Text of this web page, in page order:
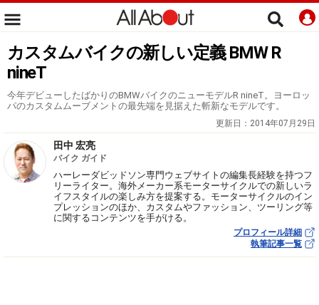
カスタムバイクの新しい定義 BMW R
nineT
今年デビューしたばかりのBMWバイクのニューモデルR nineT。ヨーロッ
パのカスタムムーブメントの最先端を見据えた斬新なモデルです。
更新日： 2014年07月29日
田中 宏亮
バイク ガイド
ハーレーダビッドソン専門ウェブサイトの編集長経験を持つフ
リーライター。海外メーカー系モーターサイクルでの新しいラ
イフスタイルの楽しみ方を提案する。モーターサイクルのイン
プレッションのほか、カスタムやファッション、ツーリング等
に関するコンテンツを手がける。
プロフィール詳細
執筆記事一覧